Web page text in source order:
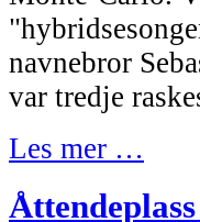
navnebror
var tredje
Les mer …